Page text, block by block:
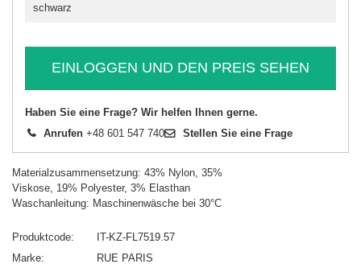
schwarz
EINLOGGEN UND DEN PREIS SEHEN
Haben Sie eine Frage? Wir helfen Ihnen gerne.
Anrufen +48 601 547 740 Stellen Sie eine Frage
Materialzusammensetzung: 43% Nylon, 35%
Viskose, 19% Polyester, 3% Elasthan
Waschanleitung: Maschinenwäsche bei 30°C
Produktcode
IT-KZ-FL7519.57
Marke
RUE PARIS